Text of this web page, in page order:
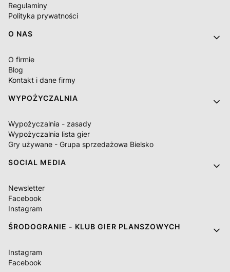
Regulaminy
Polityka prywatności
O NAS
O firmie
Blog
Kontakt i dane firmy
WYPOŻYCZALNIA
Wypożyczalnia - zasady
Wypożyczalnia lista gier
Gry używane - Grupa sprzedażowa Bielsko
SOCIAL MEDIA
Newsletter
Facebook
Instagram
ŚRODOGRANIE - KLUB GIER PLANSZOWYCH
Instagram
Facebook